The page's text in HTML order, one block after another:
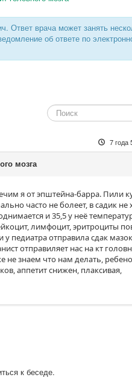
Ответ врача может занять
об ответе по
7 года
мозга
я от эпштейна-барра. Пили
часто не болеет, в садик
и 35,5 у неё
лимфоцит, эритроциты
педиатра отправила сдак
отправиляет нас на кт
не знаем что нам делать,
аппетит снижен, плаксивая,
к беседе.